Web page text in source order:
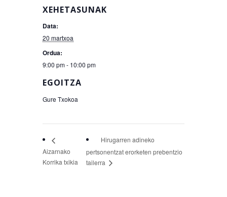
XEHETASUNAK
Data:
20 martxoa
Ordua:
9:00 pm - 10:00 pm
EGOITZA
Gure Txokoa
Aizarnako
Korrika txikia
Hirugarren adineko
pertsonentzat erorketen prebentzio
tailerra